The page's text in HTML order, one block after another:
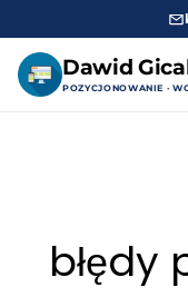
Dawid
POZYCJONOWANIE ·
błędy